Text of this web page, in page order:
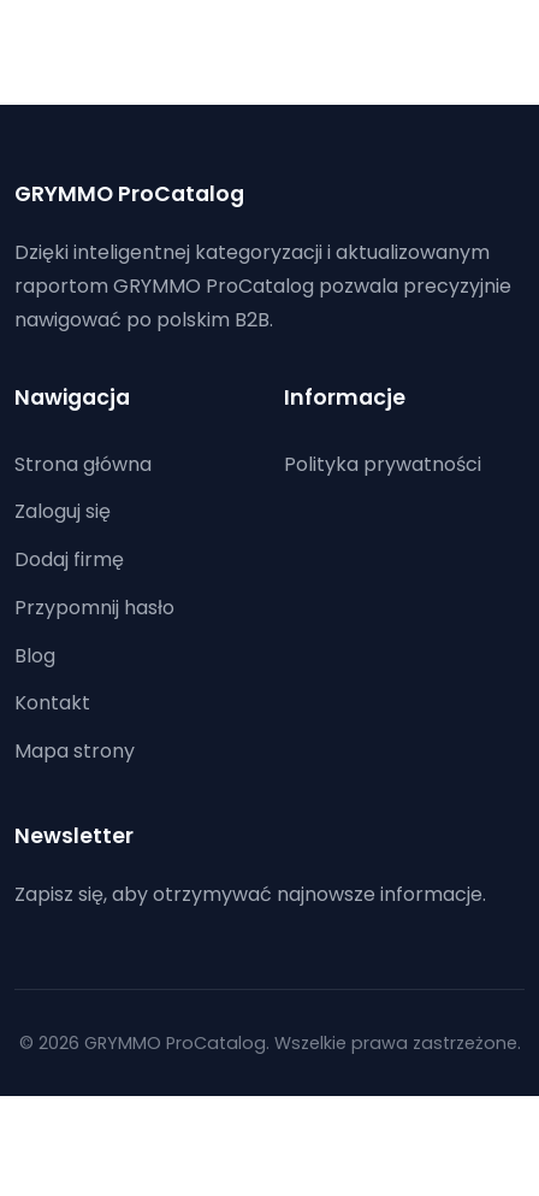
GRYMMO ProCatalog
Dzięki inteligentnej kategoryzacji i aktualizowanym
raportom GRYMMO ProCatalog pozwala precyzyjnie
nawigować po polskim B2B.
Nawigacja
Strona główna
Zaloguj się
Dodaj firmę
Przypomnij hasło
Blog
Kontakt
Mapa strony
Informacje
Polityka prywatności
Newsletter
Zapisz się, aby otrzymywać najnowsze informacje.
© 2026 GRYMMO ProCatalog. Wszelkie prawa zastrzeżone.